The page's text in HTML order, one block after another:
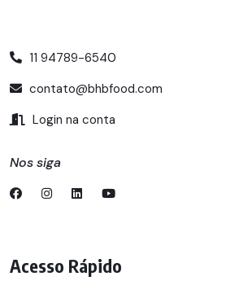
11 94789-6540
contato@bhbfood.com
Login na conta
Nos siga
Acesso Rápido